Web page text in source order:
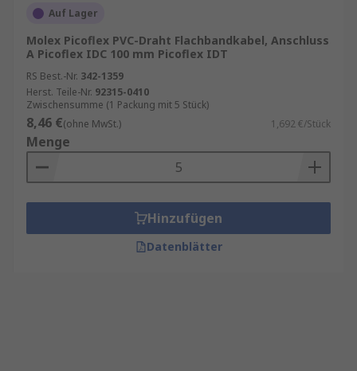
Auf Lager
Molex Picoflex PVC-Draht Flachbandkabel, Anschluss
A Picoflex IDC 100 mm Picoflex IDT
RS Best.-Nr. 342-1359
Herst. Teile-Nr. 92315-0410
Zwischensumme (1 Packung mit 5 Stück)
8,46 €(ohne MwSt.) 1,692 €/Stück
Menge
Hinzufügen
Datenblätter